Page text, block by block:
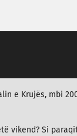
e Krujës, mbi
vikend? Si